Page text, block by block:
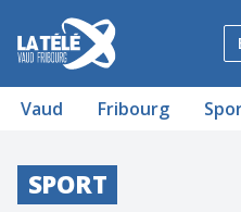
La Télé - Télévision
Vaud Fribourg
SPORT